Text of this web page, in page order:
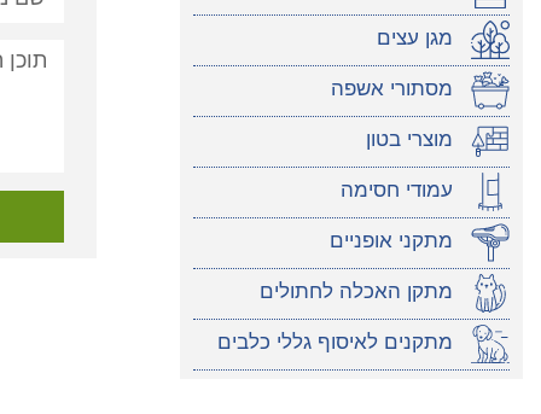
מגן עצים
מסתורי אשפה
מוצרי בטון
עמודי חסימה
מתקני אופניים
מתקן האכלה לחתולים
מתקנים לאיסוף גללי כלבים